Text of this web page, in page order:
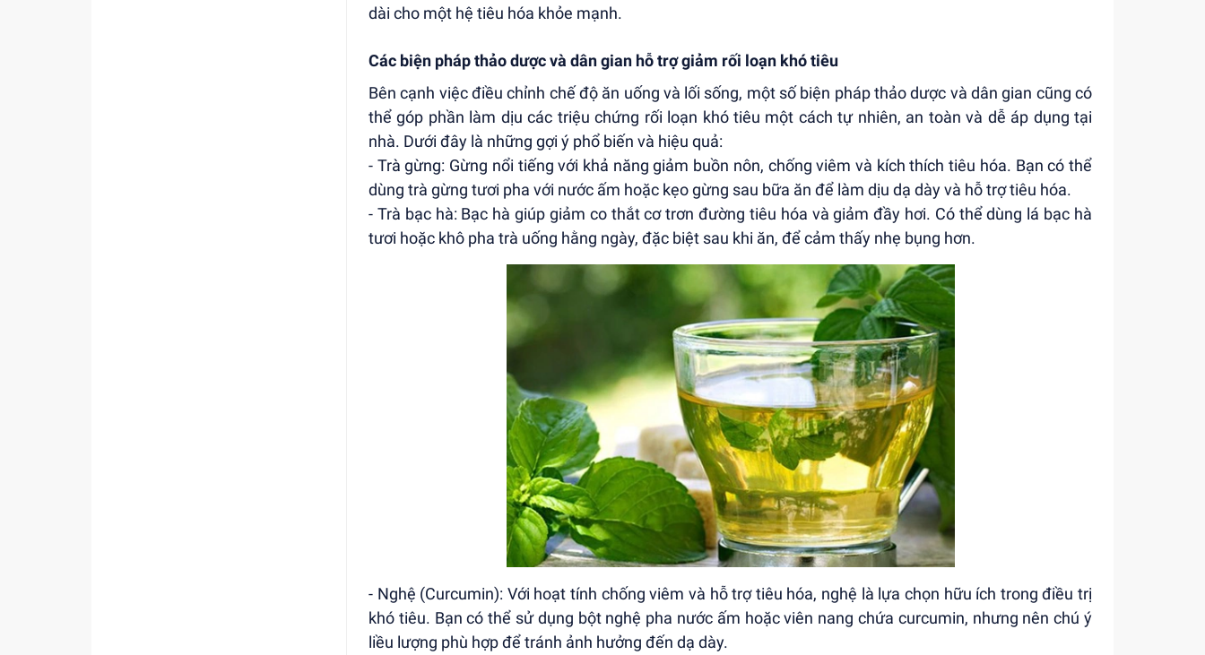
dài cho một hệ tiêu hóa khỏe mạnh.
Các biện pháp thảo dược và dân gian hỗ trợ giảm rối loạn khó tiêu
Bên cạnh việc điều chỉnh chế độ ăn uống và lối sống, một số biện pháp thảo dược và dân gian cũng có
thể góp phần làm dịu các triệu chứng rối loạn khó tiêu một cách tự nhiên, an toàn và dễ áp dụng tại
nhà. Dưới đây là những gợi ý phổ biến và hiệu quả:
- Trà gừng: Gừng nổi tiếng với khả năng giảm buồn nôn, chống viêm và kích thích tiêu hóa. Bạn có thể
dùng trà gừng tươi pha với nước ấm hoặc kẹo gừng sau bữa ăn để làm dịu dạ dày và hỗ trợ tiêu hóa.
- Trà bạc hà: Bạc hà giúp giảm co thắt cơ trơn đường tiêu hóa và giảm đầy hơi. Có thể dùng lá bạc hà
tươi hoặc khô pha trà uống hằng ngày, đặc biệt sau khi ăn, để cảm thấy nhẹ bụng hơn.
- Nghệ (Curcumin): Với hoạt tính chống viêm và hỗ trợ tiêu hóa, nghệ là lựa chọn hữu ích trong điều trị
khó tiêu. Bạn có thể sử dụng bột nghệ pha nước ấm hoặc viên nang chứa curcumin, nhưng nên chú ý
liều lượng phù hợp để tránh ảnh hưởng đến dạ dày.